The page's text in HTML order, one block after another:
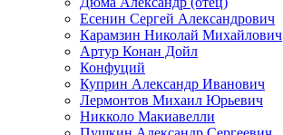
Есенин Сергей Александрович
Карамзин Николай Михайлович
Артур Конан Дойл
Конфуций
Куприн Александр Иванович
Лермонтов Михаил Юрьевич
Никколо Макиавелли